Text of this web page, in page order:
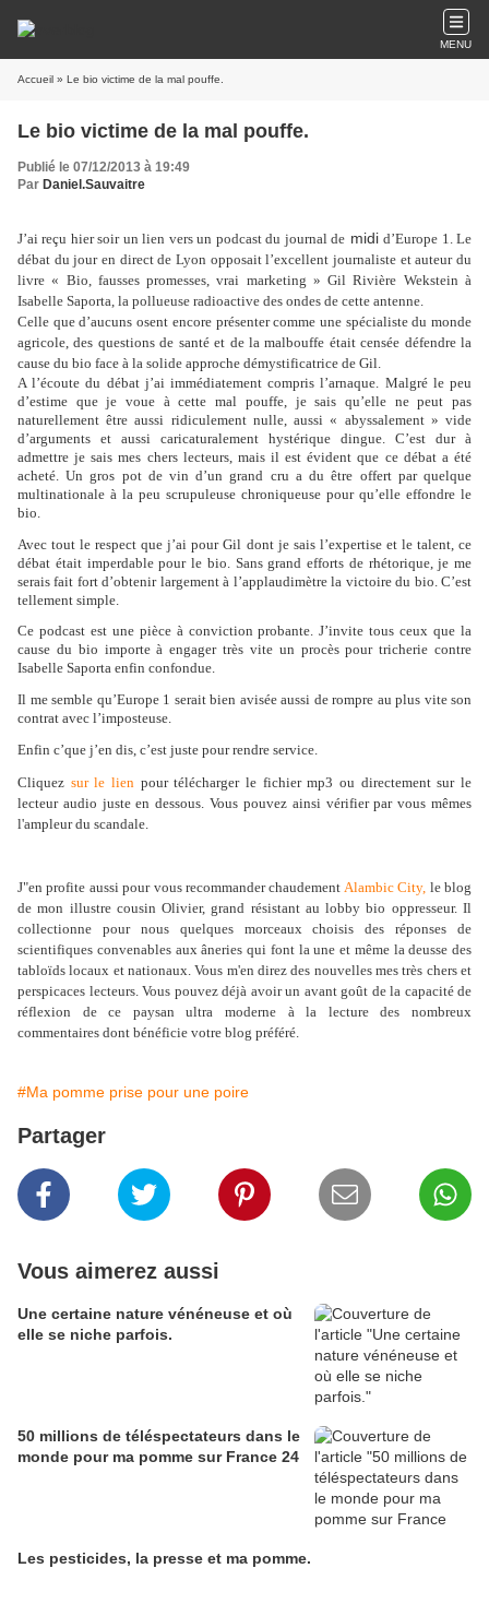
MENU
Accueil » Le bio victime de la mal pouffe.
Le bio victime de la mal pouffe.
Publié le 07/12/2013 à 19:49
Par Daniel.Sauvaitre
J’ai reçu hier soir un lien vers un podcast du journal de midid’Europe 1. Le
débat du jour en direct de Lyon opposait l’excellent journaliste et auteur du
livre « Bio, fausses promesses, vrai marketing » Gil Rivière Wekstein à
Isabelle Saporta, la pollueuse radioactive des ondes de cette antenne.
Celle que d’aucuns osent encore présenter comme une spécialiste du monde
agricole, des questions de santé et de la malbouffe était censée défendre la
cause du bio face à la solide approche démystificatrice de Gil.
A l’écoute du débat j’ai immédiatement compris l’arnaque. Malgré le peu
d’estime que je voue à cette mal pouffe, je sais qu’elle ne peut pas
naturellement être aussi ridiculement nulle, aussi « abyssalement » vide
d’arguments et aussi caricaturalement hystérique dingue. C’est dur à
admettre je sais mes chers lecteurs, mais il est évident que ce débat a été
acheté. Un gros pot de vin d’un grand cru a du être offert par quelque
multinationale à la peu scrupuleuse chroniqueuse pour qu’elle effondre le
bio.
Avec tout le respect que j’ai pour Gil dont je sais l’expertise et le talent, ce
débat était imperdable pour le bio. Sans grand efforts de rhétorique, je me
serais fait fort d’obtenir largement à l’applaudimètre la victoire du bio. C’est
tellement simple.
Ce podcast est une pièce à conviction probante. J’invite tous ceux que la
cause du bio importe à engager très vite un procès pour tricherie contre
Isabelle Saporta enfin confondue.
Il me semble qu’Europe 1 serait bien avisée aussi de rompre au plus vite son
contrat avec l’imposteuse.
Enfin c’que j’en dis, c’est juste pour rendre service.
Cliquez sur le lien pour télécharger le fichier mp3 ou directement sur le
lecteur audio juste en dessous. Vous pouvez ainsi vérifier par vous mêmes
l'ampleur du scandale.
J"en profite aussi pour vous recommander chaudement Alambic City, le blog
de mon illustre cousin Olivier, grand résistant au lobby bio oppresseur. Il
collectionne pour nous quelques morceaux choisis des réponses de
scientifiques convenables aux âneries qui font la une et même la deusse des
tabloïds locaux et nationaux. Vous m'en direz des nouvelles mes très chers et
perspicaces lecteurs. Vous pouvez déjà avoir un avant goût de la capacité de
réflexion de ce paysan ultra moderne à la lecture des nombreux
commentaires dont bénéficie votre blog préféré.
#Ma pomme prise pour une poire
Partager
Vous aimerez aussi
Une certaine nature vénéneuse et où
elle se niche parfois.
50 millions de téléspectateurs dans le
monde pour ma pomme sur France 24
Les pesticides, la presse et ma pomme.